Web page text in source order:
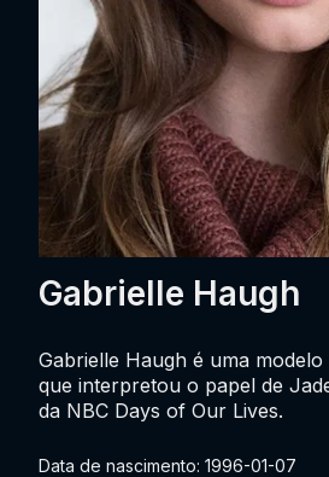
Gabrielle Haugh
Data de nascimento: 1996-01-07
Gabrielle Haugh é uma
que interpretou o papel de
da NBC Days of Our Lives.